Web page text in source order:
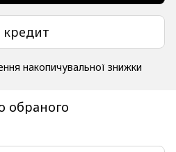
кредит
накопичувальної знижки
обраного